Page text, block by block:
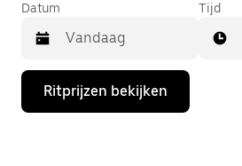
Datum
Druk
de
Tijd
Ritprijzen bekijken